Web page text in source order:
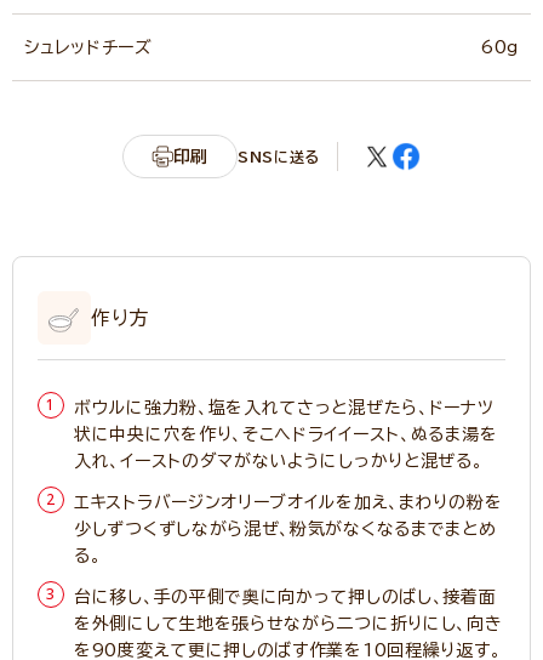
シュレッドチーズ 60g
印刷 SNSに送る
作り方
ボウルに強力粉、塩を入れてさっと混ぜたら、ドーナツ
状に中央に穴を作り、そこへドライイースト、ぬるま湯を
入れ、イーストのダマがないようにしっかりと混ぜる。
エキストラバージンオリーブオイルを加え、まわりの粉を
少しずつくずしながら混ぜ、粉気がなくなるまでまとめ
る。
台に移し、手の平側で奥に向かって押しのばし、接着面
を外側にして生地を張らせながら二つに折りにし、向き
を90度変えて更に押しのばす作業を10回程繰り返す。